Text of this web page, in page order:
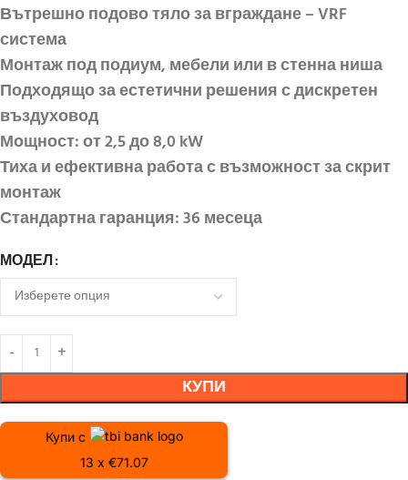
Вътрешно подово тяло за вграждане – VRF
система
Монтаж под подиум, мебели или в стенна ниша
Подходящо за естетични решения с дискретен
въздуховод
Мощност: от 2,5 до 8,0 kW
Тиха и ефективна работа с възможност за скрит
монтаж
Стандартна гаранция: 36 месеца
МОДЕЛ
КУПИ
Купи с
13 x €71.07